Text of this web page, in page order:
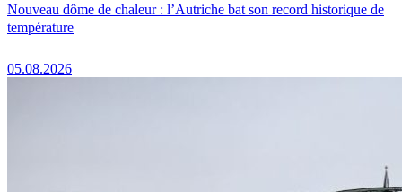
Nouveau dôme de chaleur : l’Autriche bat son record historique de
température
05.08.2026